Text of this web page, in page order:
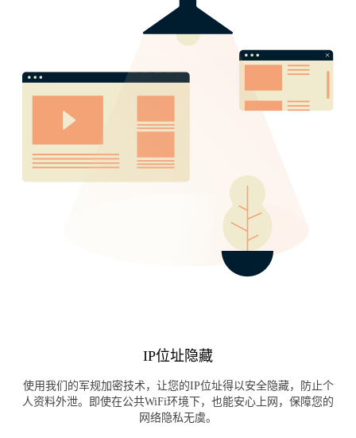
IP位址隐藏
使用我们的军规加密技术，让您的IP位址得以安全隐藏，防止个
人资料外泄。即使在公共WiFi环境下，也能安心上网，保障您的
网络隐私无虞。